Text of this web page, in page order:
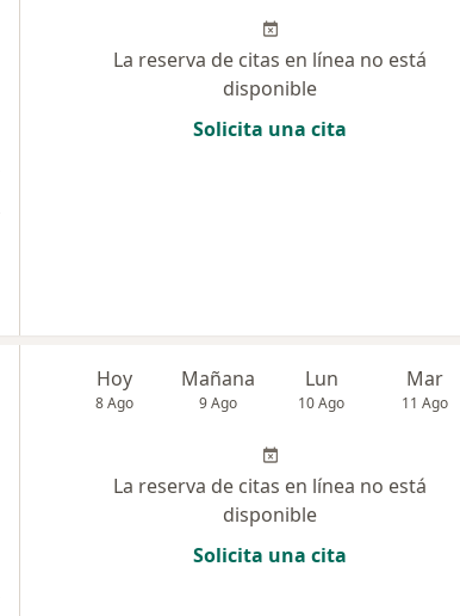
La reserva de citas en línea no está
disponible
Solicita una cita
Hoy
8 Ago
Mañana
9 Ago
Lun
10 Ago
Mar
11 Ago
La reserva de citas en línea no está
disponible
Solicita una cita